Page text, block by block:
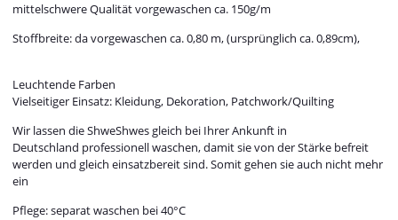
mittelschwere Qualität vorgewaschen ca. 150g/m
Stoffbreite: da vorgewaschen ca. 0,80 m, (ursprünglich ca. 0,89cm),
Leuchtende Farben
Vielseitiger Einsatz: Kleidung, Dekoration, Patchwork/Quilting
Wir lassen die ShweShwes gleich bei Ihrer Ankunft in
Deutschland professionell waschen, damit sie von der Stärke befreit
werden und gleich einsatzbereit sind. Somit gehen sie auch nicht mehr
ein
Pflege: separat waschen bei 40°C